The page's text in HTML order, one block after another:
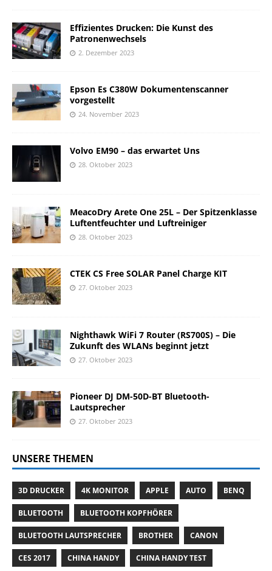
Effizientes Drucken: Die Kunst des
Patronenwechsels
2. Dezember 2023
Epson Es C380W Dokumentenscanner
vorgestellt
24. November 2023
Volvo EM90 – das erwartet Uns
28. Oktober 2023
MeacoDry Arete One 25L – Der Spitzenklasse
Luftentfeuchter und Luftreiniger
28. Oktober 2023
CTEK CS Free SOLAR Panel Charge KIT
27. Oktober 2023
Nighthawk WiFi 7 Router (RS700S) – Die
Zukunft des WLANs beginnt jetzt
27. Oktober 2023
Pioneer DJ DM-50D-BT Bluetooth-
Lautsprecher
27. Oktober 2023
UNSERE THEMEN
3D DRUCKER 4K MONITOR APPLE AUTO BENQ
BLUETOOTH BLUETOOTH KOPFHÖRER
BLUETOOTH LAUTSPRECHER BROTHER CANON
CES 2017 CHINA HANDY CHINA HANDY TEST